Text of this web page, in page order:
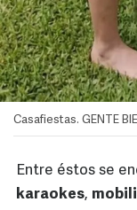
Casafiestas. GENTE
Entre éstos se
karaokes,